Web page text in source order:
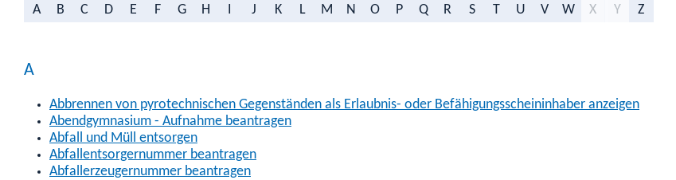
A B C D E F G H J K L M N O P Q R S T U V W X Y Z
A
Abbrennen von pyrotechnischen Gegenständen als Erlaubnis- oder Befähigungsscheininhaber anzeigen
Abendgymnasium - Aufnahme beantragen
Abfall und Müll entsorgen
Abfallentsorgernummer beantragen
Abfallerzeugernummer beantragen